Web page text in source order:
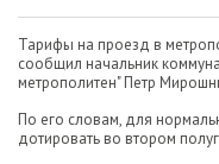
Тарифы на проезд в
сообщил начальник
метрополитен" Петр
По его словам, для
дотировать во втором